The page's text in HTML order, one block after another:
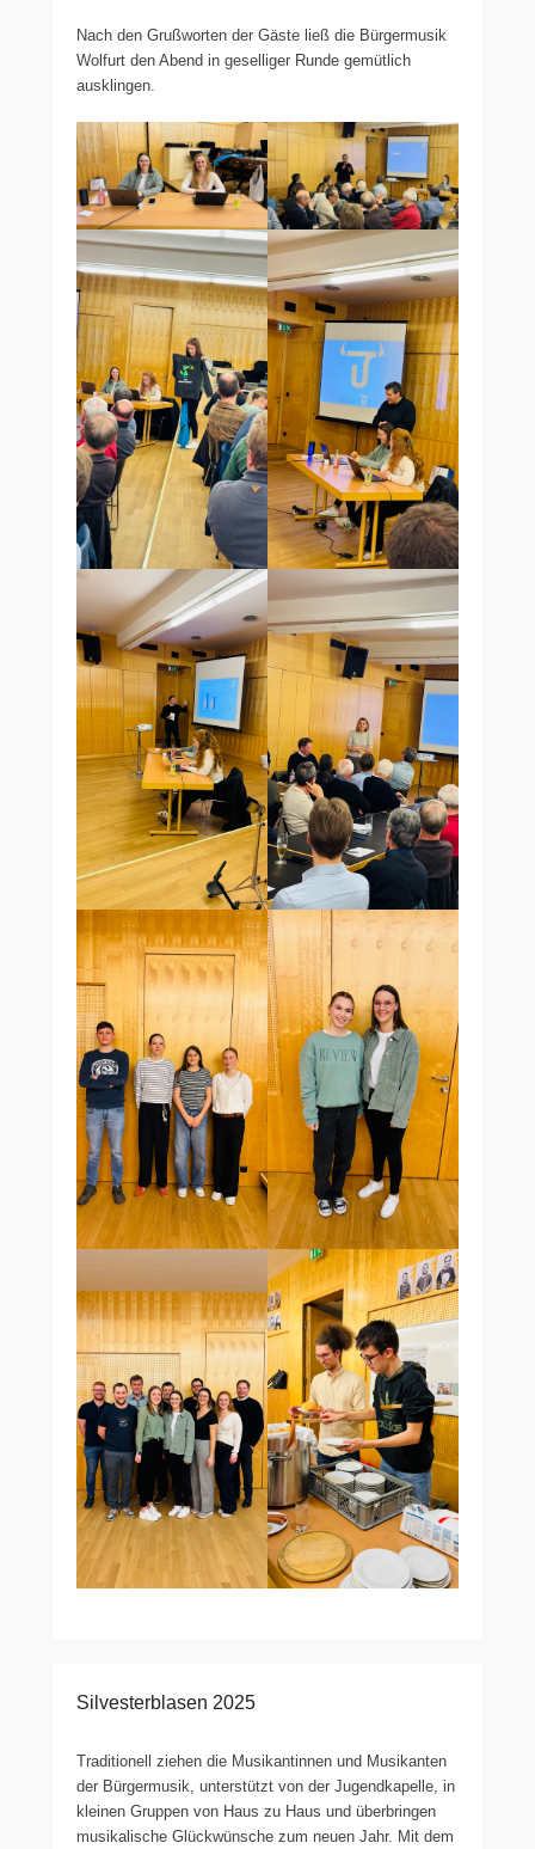
Nach den Grußworten der Gäste ließ die Bürgermusik
Wolfurt den Abend in geselliger Runde gemütlich
ausklingen.
Silvesterblasen 2025
Traditionell ziehen die Musikantinnen und Musikanten
der Bürgermusik, unterstützt von der Jugendkapelle, in
kleinen Gruppen von Haus zu Haus und überbringen
musikalische Glückwünsche zum neuen Jahr. Mit dem